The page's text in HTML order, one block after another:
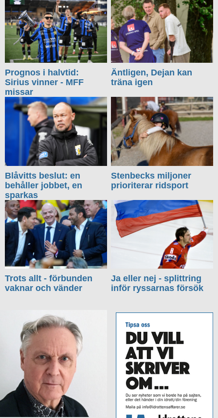
Prognos i halvtid:
Sirius vinner - MFF
missar
Äntligen, Dejan kan
träna igen
Blåvitts beslut: en
behåller jobbet, en
sparkas
Stenbecks miljoner
prioriterar ridsport
Trots allt - förbunden
vaknar och vänder
Ja eller nej - splittring
inför ryssarnas försök